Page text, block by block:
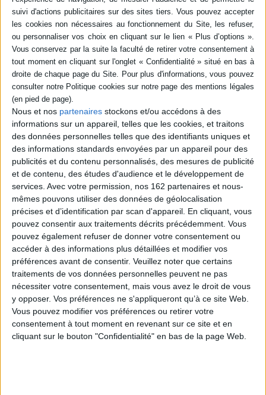
Nous et nos partenaires stockons et/ou accédons à des
informations sur un appareil, telles que les cookies, et traitons
des données personnelles telles que des identifiants uniques et
des informations standards envoyées par un appareil pour des
publicités et du contenu personnalisés, des mesures de publicité
et de contenu, des études d'audience et le développement de
services. Avec votre permission, nos 162 partenaires et nous-
mêmes pouvons utiliser des données de géolocalisation
précises et d’identification par scan d'appareil. En cliquant, vous
pouvez consentir aux traitements décrits précédemment. Vous
pouvez également refuser de donner votre consentement ou
accéder à des informations plus détaillées et modifier vos
préférences avant de consentir. Veuillez noter que certains
traitements de vos données personnelles peuvent ne pas
nécessiter votre consentement, mais vous avez le droit de vous
y opposer. Vos préférences ne s'appliqueront qu’à ce site Web.
Vous pouvez modifier vos préférences ou retirer votre
consentement à tout moment en revenant sur ce site et en
cliquant sur le bouton "Confidentialité" en bas de la page Web.
Les aventures de Jack
Palmer. Palmer dans le
rouge : une enquête
en bord de Médoc
Auteur :René Pétillon
Éditeur :
Dargaud
17,50 €
Les guerres de Lucas.
Vol. 2
Auteur : Laurent Hopman
Éditeur :Deman
25,90 €
Dossiers